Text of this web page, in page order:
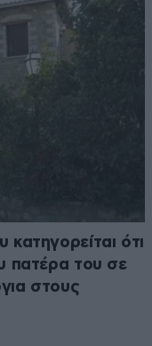
ότι
πατέρα του σε
στους